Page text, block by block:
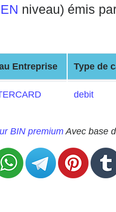
niveau) émis
Entreprise Type de
debit
BIN premiumAvec base